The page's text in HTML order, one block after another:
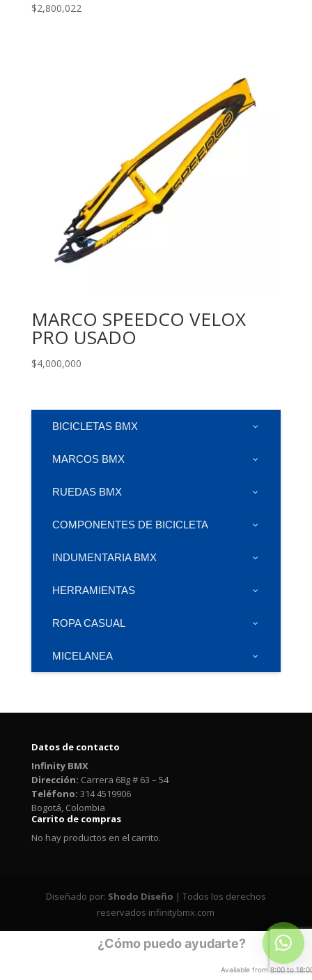
$2,800,022
MARCO SPEEDCO VELOX
PRO USADO
$4,000,000
BICICLETAS BMX
MARCOS BMX
RUEDAS BMX
COMPONENTES DE BICICLETA
INDUMENTARIA BMX
HERRAMIENTAS
ROPA CASUAL
MICELANEA
Datos de contacto
Infinity BMX
Dirección: Carrera 68g # 63 – 54
Teléfono: 314 4519906
Bogotá, Colombia
Carrito de compras
No hay productos en el carrito.
Diseñado por: Shodo Diseño | Todos los derechos
reservados infinitybmx.com
¿Cómo puedo ayudarte?
Available from 8:00 to